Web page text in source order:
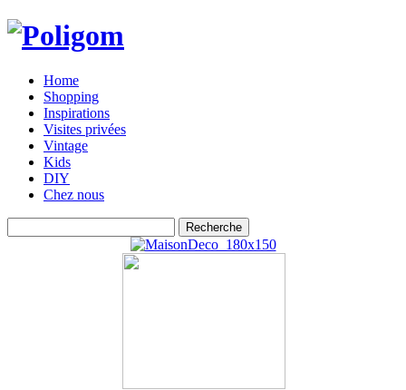
Home
Shopping
Inspirations
Visites privées
Vintage
Kids
DIY
Chez nous